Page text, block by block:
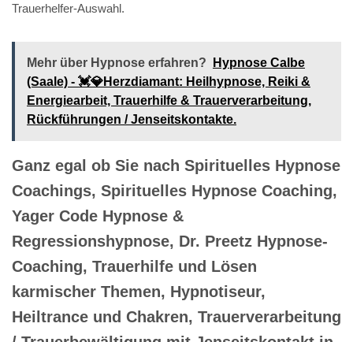
Trauerhelfer-Auswahl.
Mehr über Hypnose erfahren?
Hypnose Calbe
(Saale) - 💓️💎Herzdiamant: Heilhypnose, Reiki &
Energiearbeit, Trauerhilfe & Trauerverarbeitung,
Rückführungen / Jenseitskontakte.
Ganz egal ob Sie nach Spirituelles Hypnose
Coachings, Spirituelles Hypnose Coaching,
Yager Code Hypnose &
Regressionshypnose, Dr. Preetz Hypnose-
Coaching, Trauerhilfe und Lösen
karmischer Themen, Hypnotiseur,
Heiltrance und Chakren, Trauerverarbeitung